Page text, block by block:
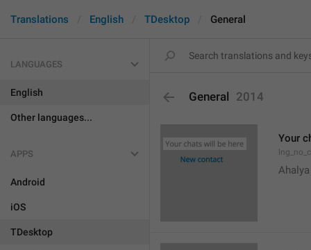
Translations English TDesktop General
LANGUAGES
English
Other languages...
APPS
Android
iOS
TDesktop
General 2014
Your